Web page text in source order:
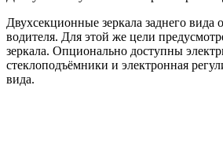
Двухсекционные зеркала заднего вида
водителя. Для этой же цели
зеркала. Опционально доступны
стеклоподъёмники и электронная
вида.